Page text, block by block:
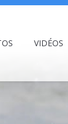
VIDÉOS